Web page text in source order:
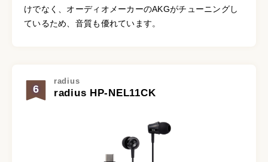
けでなく、オーディオメーカーのAKGがチューニングし
ているため、音質も優れています。
6
radius
radius HP-NEL11CK